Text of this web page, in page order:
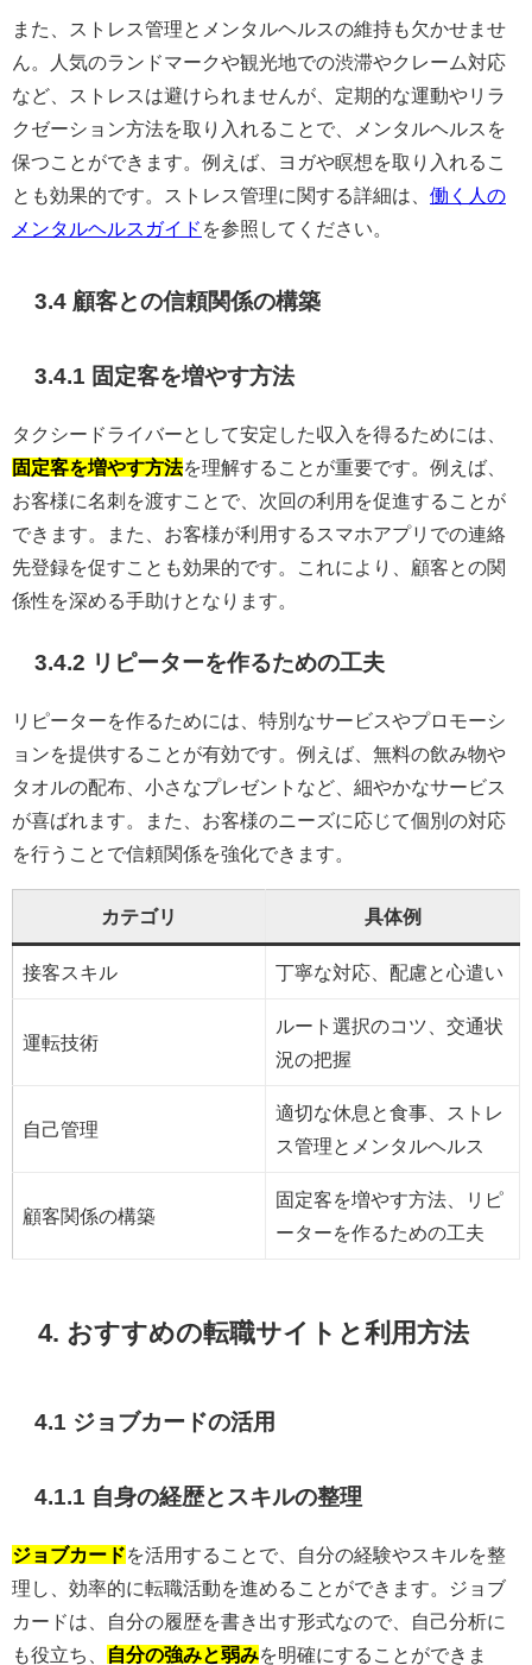
また、ストレス管理とメンタルヘルスの維持も欠かせませ
ん。人気のランドマークや観光地での渋滞やクレーム対応
など、ストレスは避けられませんが、定期的な運動やリラ
クゼーション方法を取り入れることで、メンタルヘルスを
保つことができます。例えば、ヨガや瞑想を取り入れるこ
とも効果的です。ストレス管理に関する詳細は、 働く人の
メンタルヘルスガイド を参照してください。
3.4 顧客との信頼関係の構築
3.4.1 固定客を増やす方法
タクシードライバーとして安定した収入を得るためには、
固定客を増やす方法を理解することが重要です。例えば、
お客様に名刺を渡すことで、次回の利用を促進することが
できます。また、お客様が利用するスマホアプリでの連絡
先登録を促すことも効果的です。これにより、顧客との関
係性を深める手助けとなります。
3.4.2 リピーターを作るための工夫
リピーターを作るためには、特別なサービスやプロモーシ
ョンを提供することが有効です。例えば、無料の飲み物や
タオルの配布、小さなプレゼントなど、細やかなサービス
が喜ばれます。また、お客様のニーズに応じて個別の対応
を行うことで信頼関係を強化できます。
カテゴリ 具体例
接客スキル 丁寧な対応、配慮と心遣い
運転技術
ルート選択のコツ、交通状
況の把握
自己管理
適切な休息と食事、ストレ
ス管理とメンタルヘルス
顧客関係の構築
固定客を増やす方法、リピ
ーターを作るための工夫
4. おすすめの転職サイトと利用方法
4.1 ジョブカードの活用
4.1.1 自身の経歴とスキルの整理
ジョブカードを活用することで、自分の経験やスキルを整
理し、効率的に転職活動を進めることができます。ジョブ
カードは、自分の履歴を書き出す形式なので、自己分析に
も役立ち、
自分の強みと弱みを明確にすることができま